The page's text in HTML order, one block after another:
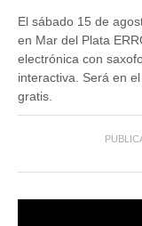
El sábado 15 de
en Mar del Plata
electrónica con
interactiva. Será en
gratis.